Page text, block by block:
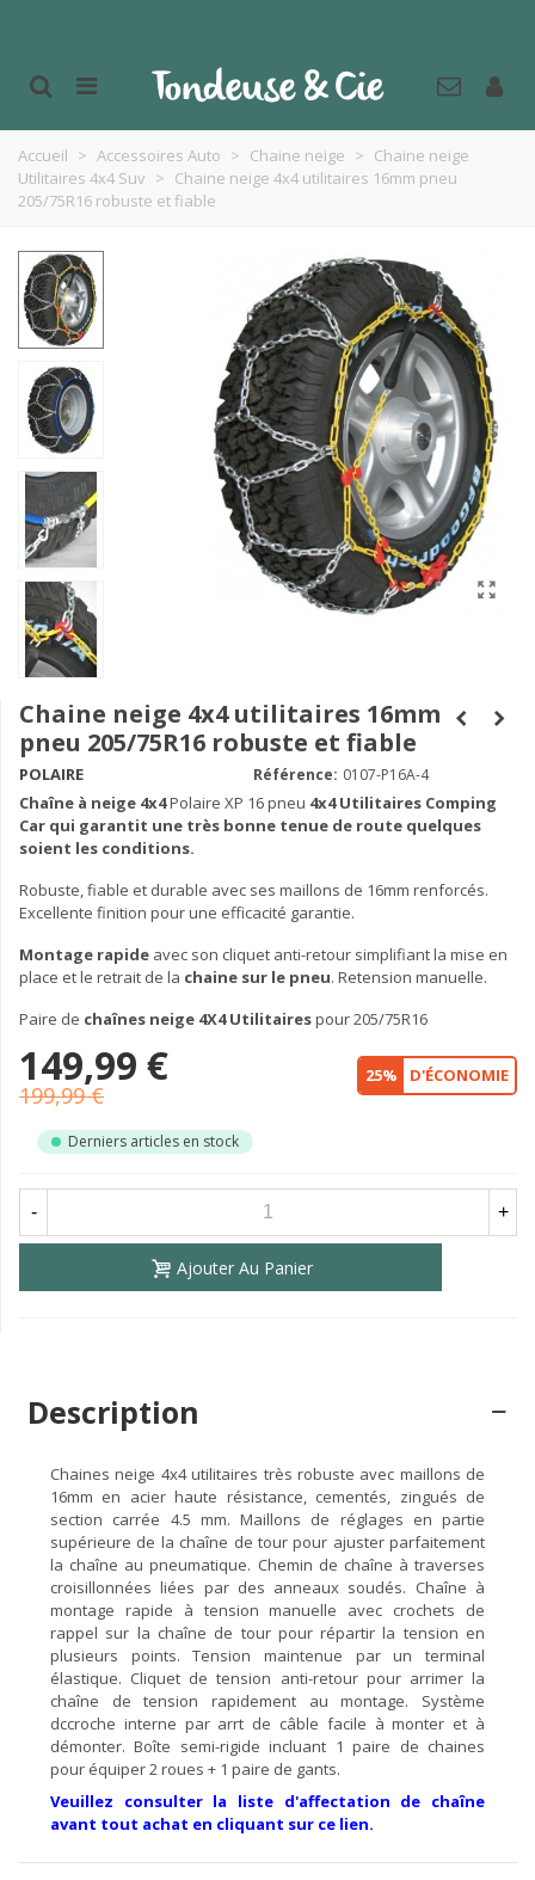
Accueil > Accessoires Auto > Chaine neige > Chaine neige
Utilitaires 4x4 Suv > Chaine neige 4x4 utilitaires 16mm pneu
205/75R16 robuste et fiable
Chaine neige 4x4 utilitaires 16mm
pneu 205/75R16 robuste et fiable
POLAIRE Référence: 0107-P16A-4
Chaîne à neige 4x4Polaire XP 16 pneu 4x4 Utilitaires Comping
Car qui garantit une très bonne tenue de route quelques
soient les conditions.
Robuste, fiable et durable avec ses maillons de 16mm renforcés.
Excellente finition pour une efficacité garantie.
Montage rapide avec son cliquet anti-retour simplifiant la mise en
place et le retrait de la chaine sur le pneu. Retension manuelle.
Paire de chaînes neige 4X4 Utilitairespour 205/75R16
149,99 €
199,99 €
25% D'ÉCONOMIE
Derniers articles en stock
- +
Ajouter Au Panier
Description
Chaines neige 4x4 utilitaires très robuste avec maillons de
16mm en acier haute résistance, cementés, zingués de
section carrée 4.5 mm. Maillons de réglages en partie
supérieure de la chaîne de tour pour ajuster parfaitement
la chaîne au pneumatique. Chemin de chaîne à traverses
croisillonnées liées par des anneaux soudés. Chaîne à
montage rapide à tension manuelle avec crochets de
rappel sur la chaîne de tour pour répartir la tension en
plusieurs points. Tension maintenue par un terminal
élastique. Cliquet de tension anti-retour pour arrimer la
chaîne de tension rapidement au montage. Système
dccroche interne par arrt de câble facile à monter et à
démonter. Boîte semi-rigide incluant 1 paire de chaines
pour équiper 2 roues + 1 paire de gants.
Veuillez consulter la liste d'affectation de chaîne
avant tout achat en cliquant sur ce lien.